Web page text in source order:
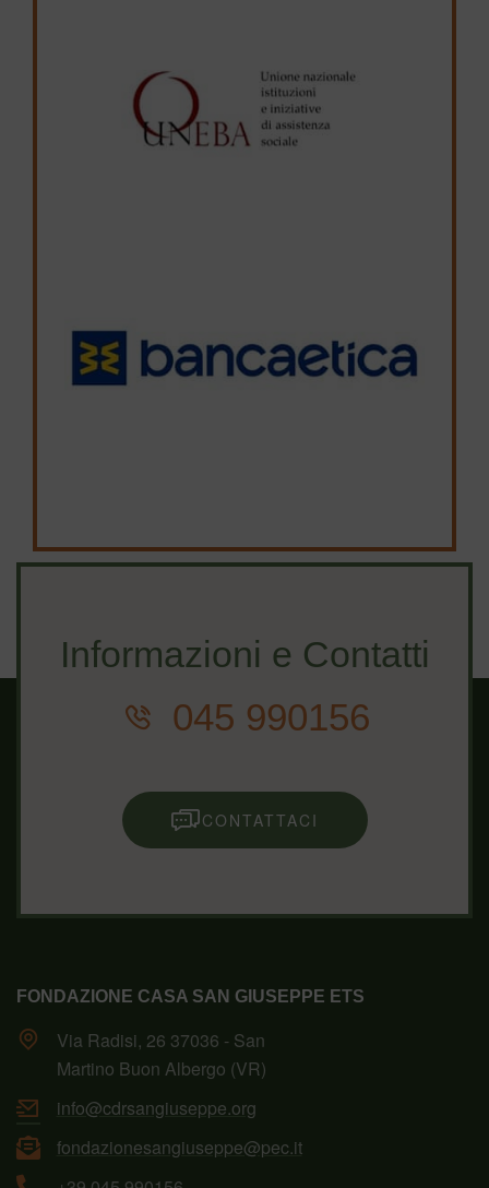
Informazioni e Contatti
045 990156
CONTATTACI
FONDAZIONE CASA SAN GIUSEPPE ETS
Via Radisi, 26 37036 - San
Martino Buon Albergo (VR)
info@cdrsangiuseppe.org
fondazionesangiuseppe@pec.it